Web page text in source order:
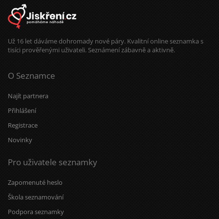
Už 16 let dáváme dohromady nové páry. Kvalitní online seznamka s
tisíci prověřenými uživateli. Seznámení zábavně a aktivně.
O Seznamce
Najít partnera
Přihlášení
Registrace
Novinky
Pro uživatele seznamky
Zapomenuté heslo
Škola seznamování
Podpora seznamky